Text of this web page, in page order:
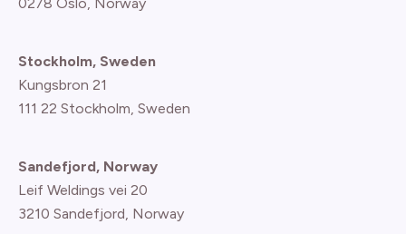
0278 Oslo, Norway
Stockholm, Sweden
Kungsbron 21
111 22 Stockholm, Sweden
Sandefjord, Norway
Leif Weldings vei 20
3210 Sandefjord, Norway